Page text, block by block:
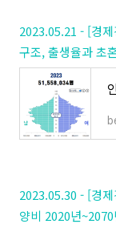
2023.05.21 - [경
구조, 출생율과 초
2023.05.30 - [경
양비 2020년